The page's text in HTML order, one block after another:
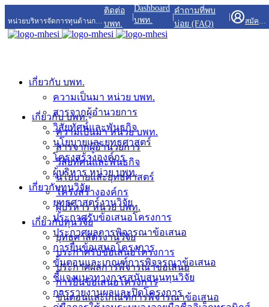
ติดต่อ
บพท.
|
Dashboard
บพท.
|
คำถามที่พบ
บ่อย (FAQ)
เกี่ยวกับ บพท.
ความเป็นมา หน่วย บพท.
สารจากผู้อำนวยการ
วิสัยทัศน์และพันธกิจ
นโยบายและยุทธศาสตร์
โครงสร้างองค์กร
ผู้บริหาร หน่วย บพท.
เกี่ยวกับทุนวิจัย
ยุทธศาสตร์งานวิจัย
ประกาศรับข้อเสนอโครงการ
ประกาศผลการพิจารณาข้อเสนอ
การยื่นข้อเสนอโครงการ
ขั้นตอนและเกณฑ์การพิจารณาข้อเสนอ
เกี่ยวกับ บพท.
ความเป็นมา หน่วย บพท.
สารจากผู้อำนวยการ
วิสัยทัศน์และพันธกิจ
นโยบายและยุทธศาสตร์
โครงสร้างองค์กร
ผู้บริหาร หน่วย บพท.
เกี่ยวกับทุนวิจัย
ยุทธศาสตร์งานวิจัย
ประกาศรับข้อเสนอโครงการ
ประกาศผลการพิจารณาข้อเสนอ
การยื่นข้อเสนอโครงการ
ขั้นตอนและเกณฑ์การพิจารณาข้อเสนอ
ชี้แจงแนวทางการสนับสนุนทุนวิจัย
การรายงานผลและปิดโครงการ